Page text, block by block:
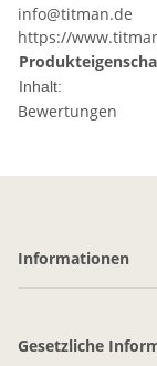
info@titman.de
https://
Inhalt:
Bewertungen
Informationen
Gesetzliche